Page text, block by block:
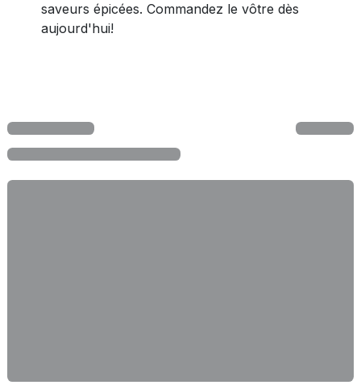
saveurs épicées. Commandez le vôtre dès
aujourd'hui!